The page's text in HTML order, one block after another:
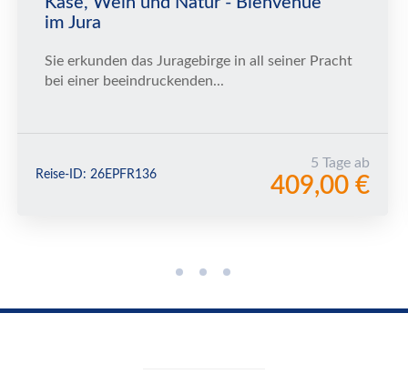
im Jura
Sie erkunden das Juragebirge in all seiner Pracht
bei einer beeindruckenden...
Reise-ID: 26EPFR136
5 Tage ab
409,00 €